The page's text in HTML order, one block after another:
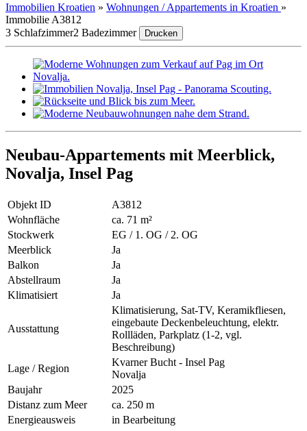
Immobilien Kroatien » Wohnungen / Appartements in Kroatien »
Immobilie A3812
3 Schlafzimmer2 Badezimmer Drucken
Neubau-Appartements mit Meerblick,
Novalja, Insel Pag
Objekt ID
A3812
Wohnfläche
ca. 71 m²
Stockwerk
EG / 1. OG / 2. OG
Meerblick
Ja
Balkon
Ja
Abstellraum
Ja
Klimatisiert
Ja
Ausstattung
Klimatisierung, Sat-TV, Keramikfliesen,
eingebaute Deckenbeleuchtung, elektr.
Rollläden, Parkplatz (1-2, vgl.
Beschreibung)
Lage / Region
Kvarner Bucht - Insel Pag
Novalja
Baujahr
2025
Distanz zum Meer
ca. 250 m
Energieausweis
in Bearbeitung